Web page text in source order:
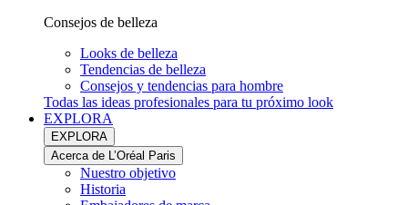
Consejos de belleza
Looks de belleza
Tendencias de belleza
Consejos y tendencias para hombre
Todas las ideas profesionales para tu próximo look
EXPLORA
EXPLORA
Acerca de L’Oréal Paris
Nuestro objetivo
Historia